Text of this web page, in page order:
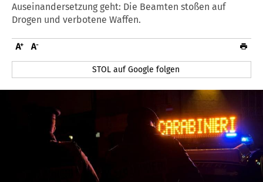
Auseinandersetzung geht: Die Beamten stoßen auf
Drogen und verbotene Waffen.
STOL auf Google folgen